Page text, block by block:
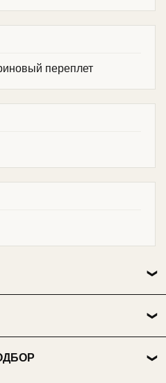
переплет
Сбербанка.
.
пункта выдачи.